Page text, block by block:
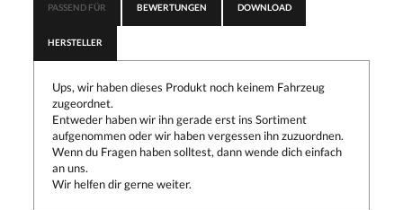
PASSEND FÜR BEWERTUNGEN DOWNLOAD
HERSTELLER
Ups, wir haben dieses Produkt noch keinem Fahrzeug
zugeordnet.
Entweder haben wir ihn gerade erst ins Sortiment
aufgenommen oder wir haben vergessen ihn zuzuordnen.
Wenn du Fragen haben solltest, dann wende dich einfach
an uns.
Wir helfen dir gerne weiter.